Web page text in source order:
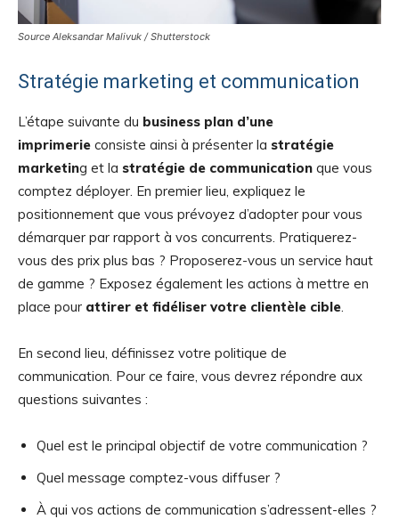
Source Aleksandar Malivuk / Shutterstock
Stratégie marketing et communication
L’étape suivante du business plan d’une
imprimerie consiste ainsi à présenter la stratégie
marketing et la stratégie de communication que vous
comptez déployer. En premier lieu, expliquez le
positionnement que vous prévoyez d’adopter pour vous
démarquer par rapport à vos concurrents. Pratiquerez-
vous des prix plus bas ? Proposerez-vous un service haut
de gamme ? Exposez également les actions à mettre en
place pour attirer et fidéliser votre clientèle cible
En second lieu, définissez votre politique de
communication. Pour ce faire, vous devrez répondre aux
questions suivantes :
Quel est le principal objectif de votre communication ?
Quel message comptez-vous diffuser ?
À qui vos actions de communication s’adressent-elles ?